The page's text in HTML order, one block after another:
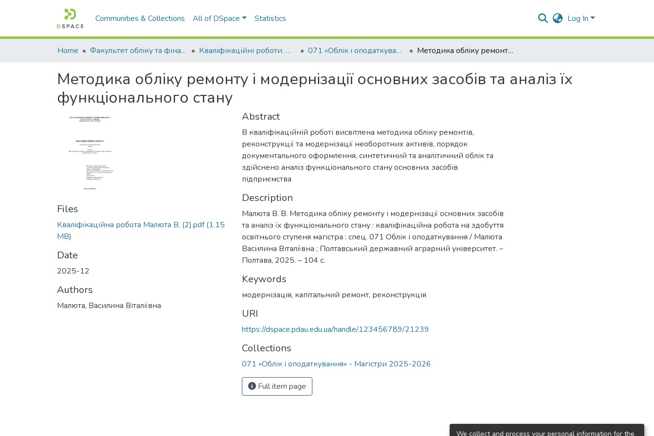
Communities & Collections All of DSpace Statistics Log In
Home Факультет обліку та фінансів Кваліфікаційні роботи. Факультет обліку та фінансів 071 «Облік і оподаткування» - Магістри 2025-2026 Методика обліку ремонту і модернізації основних засобів та аналіз їх функціонального стану
Методика обліку ремонту і модернізації основних засобів та аналіз їх
функціонального стану
Files
Кваліфікаційна робота Малюта В. (2).pdf(1.15
MB)
Date
2025-12
Authors
Малюта, Василина Віталіївна
Abstract
В кваліфікаційній роботі висвітлена методика обліку ремонтів,
реконструкції та модернізації необоротних активів, порядок
документального оформлення, синтетичний та аналітичний облік та
здійснено аналіз функціонального стану основних засобів
підприємства
Description
Малюта В. В. Методика обліку ремонту і модернізації основних засобів
та аналіз їх функціонального стану : кваліфікаційна робота на здобуття
освітнього ступеня магістра : спец. 071 Облік і оподаткування / Малюта
Василина Віталіївна ; Полтавський державний аграрний університет. –
Полтава, 2025. – 104 с.
Keywords
модернізація, капітальний ремонт, реконструкція
URI
https://dspace.pdau.edu.ua/handle/123456789/21239
Collections
071 «Облік і оподаткування» - Магістри 2025-2026
Full item page
We collect and process your personal information for the